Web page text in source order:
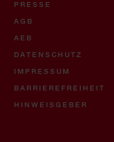
PRESSE
AGB
AEB
DATENSCHUTZ
IMPRESSUM
BARRIEREFREIHEIT
HINWEISGEBER